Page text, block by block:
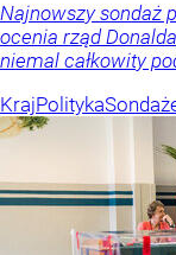
Najnowszy sondaż
ocenia rząd
niemal całkowity
KrajPolityka